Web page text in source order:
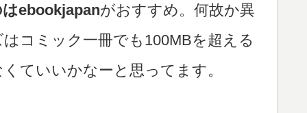
ebookjapanがおすすめ。何故か異
コミック一冊でも100MBを超える
ていいかなーと思ってます。